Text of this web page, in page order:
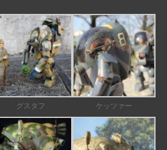
グスタフ ケッツァー